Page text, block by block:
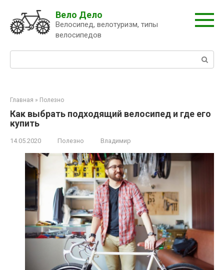
контенту
Вело Дело
Велосипед, велотуризм, типы
велосипедов
Главная » Полезно
Как выбрать подходящий велосипед и где его
купить
14.05.2020 Полезно Владимир